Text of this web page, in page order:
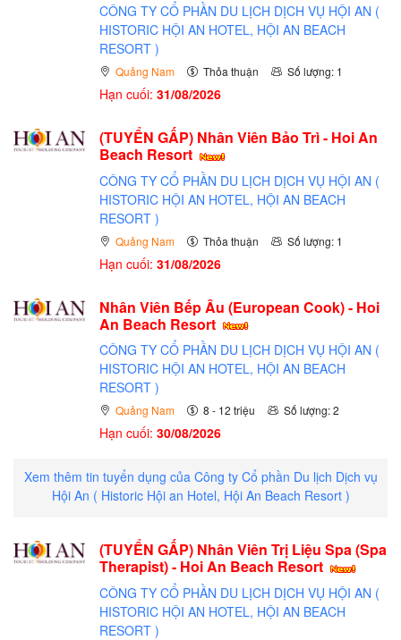
CÔNG TY CỔ PHẦN DU LỊCH DỊCH VỤ HỘI AN (
HISTORIC HỘI AN HOTEL, HỘI AN BEACH
RESORT )
Quảng Nam Thỏa thuận Số lượng: 1
Hạn cuối: 31/08/2026
(TUYỂN GẤP) Nhân Viên Bảo Trì - Hoi An
Beach Resort
CÔNG TY CỔ PHẦN DU LỊCH DỊCH VỤ HỘI AN (
HISTORIC HỘI AN HOTEL, HỘI AN BEACH
RESORT )
Quảng Nam Thỏa thuận Số lượng: 1
Hạn cuối: 31/08/2026
Nhân Viên Bếp Âu (European Cook) - Hoi
An Beach Resort
CÔNG TY CỔ PHẦN DU LỊCH DỊCH VỤ HỘI AN (
HISTORIC HỘI AN HOTEL, HỘI AN BEACH
RESORT )
Quảng Nam 8 - 12 triệu Số lượng: 2
Hạn cuối: 30/08/2026
Xem thêm tin tuyển dụng của Công ty Cổ phần Du lịch Dịch vụ
Hội An ( Historic Hội an Hotel, Hội An Beach Resort )
(TUYỂN GẤP) Nhân Viên Trị Liệu Spa (Spa
Therapist) - Hoi An Beach Resort
CÔNG TY CỔ PHẦN DU LỊCH DỊCH VỤ HỘI AN (
HISTORIC HỘI AN HOTEL, HỘI AN BEACH
RESORT )